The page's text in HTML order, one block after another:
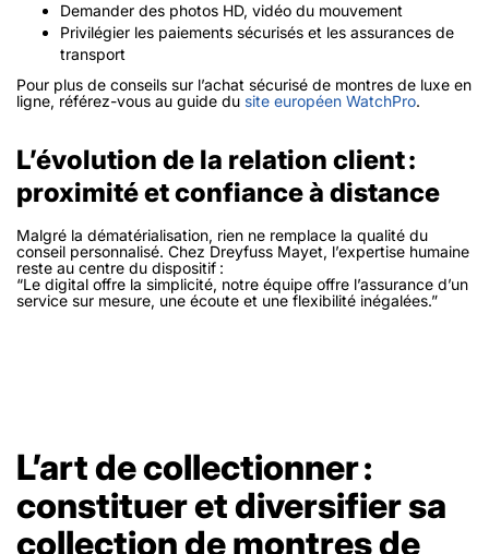
Demander des photos HD, vidéo du mouvement
Privilégier les paiements sécurisés et les assurances de
transport
Pour plus de conseils sur l’achat sécurisé de montres de luxe en
ligne, référez-vous au guide du site européen WatchPro.
L’évolution de la relation client :
proximité et confiance à distance
Malgré la dématérialisation, rien ne remplace la qualité du
conseil personnalisé. Chez Dreyfuss Mayet, l’expertise humaine
reste au centre du dispositif :
“Le digital offre la simplicité, notre équipe offre l’assurance d’un
service sur mesure, une écoute et une flexibilité inégalées.”
L’art de collectionner :
constituer et diversifier sa
collection de montres de